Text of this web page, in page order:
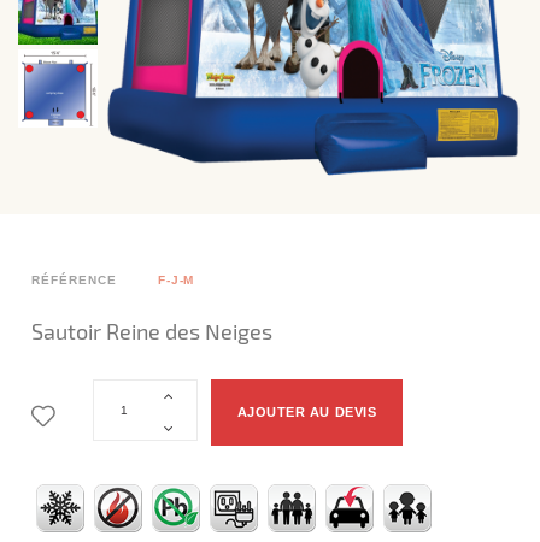
RÉFÉRENCE F-J-M
Sautoir Reine des Neiges
AJOUTER AU DEVIS